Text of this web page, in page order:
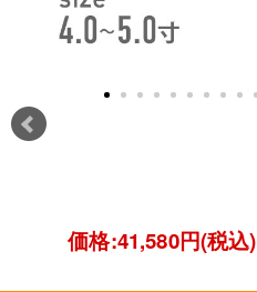
価格:41,580円(税込)